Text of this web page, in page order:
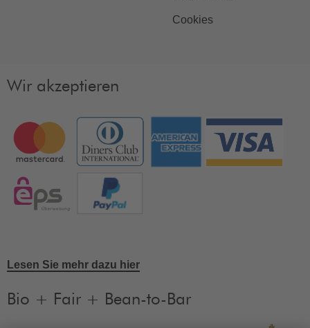
Cookies
Wir akzeptieren
Lesen Sie mehr dazu hier
Bio + Fair + Bean-to-Bar